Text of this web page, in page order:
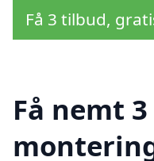
Få 3 tilbud,
Få nemt